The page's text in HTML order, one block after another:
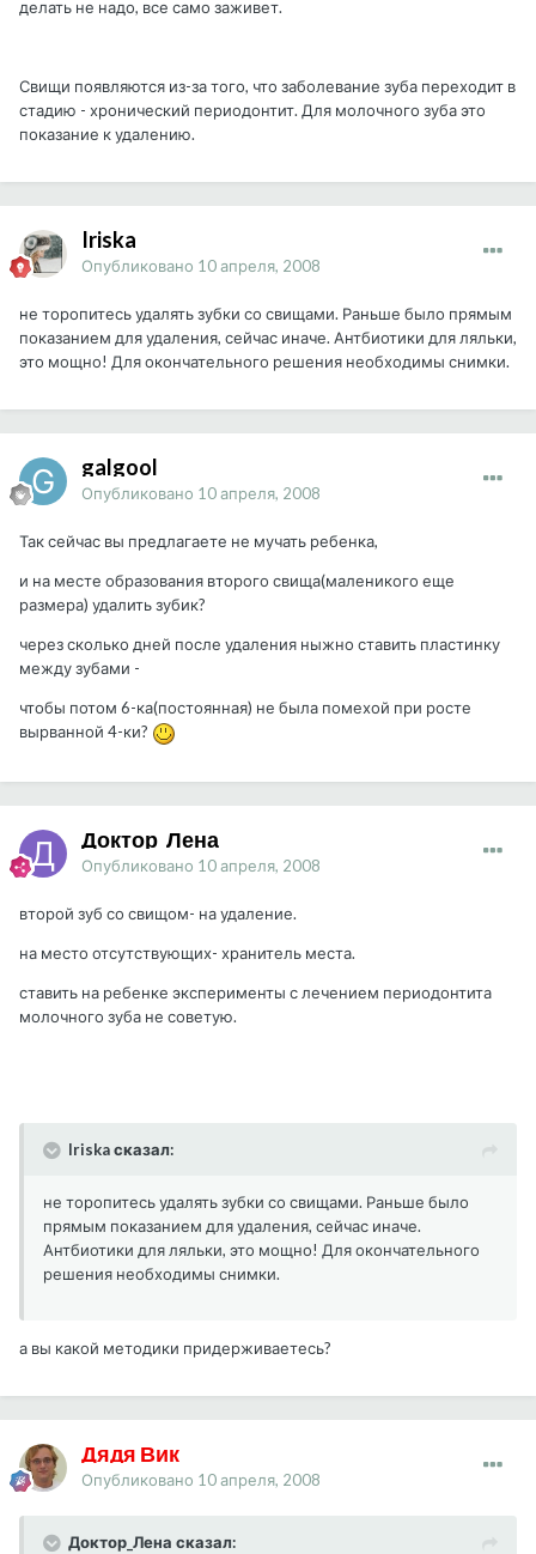
делать не надо, все само заживет.
Свищи появляются из-за того, что заболевание зуба переходит в
стадию - хронический периодонтит. Для молочного зуба это
показание к удалению.
Iriska
Опубликовано 10 апреля, 2008
не торопитесь удалять зубки со свищами. Раньше было прямым
показанием для удаления, сейчас иначе. Антбиотики для ляльки,
это мощно! Для окончательного решения необходимы снимки.
galgool
Опубликовано 10 апреля, 2008
Так сейчас вы предлагаете не мучать ребенка,
и на месте образования второго свища(маленикого еще
размера) удалить зубик?
через сколько дней после удаления ныжно ставить пластинку
между зубами -
чтобы потом 6-ка(постоянная) не была помехой при росте
вырванной 4-ки?
Доктор_Лена
Опубликовано 10 апреля, 2008
второй зуб со свищом- на удаление.
на место отсутствующих- хранитель места.
ставить на ребенке эксперименты с лечением периодонтита
молочного зуба не советую.
Iriska сказал:
не торопитесь удалять зубки со свищами. Раньше было
прямым показанием для удаления, сейчас иначе.
Антбиотики для ляльки, это мощно! Для окончательного
решения необходимы снимки.
а вы какой методики придерживаетесь?
Дядя Вик
Опубликовано 10 апреля, 2008
Доктор_Лена сказал: